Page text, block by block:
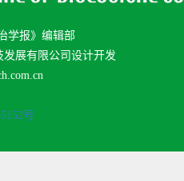
学报》编辑部
展有限公司设计开发
号